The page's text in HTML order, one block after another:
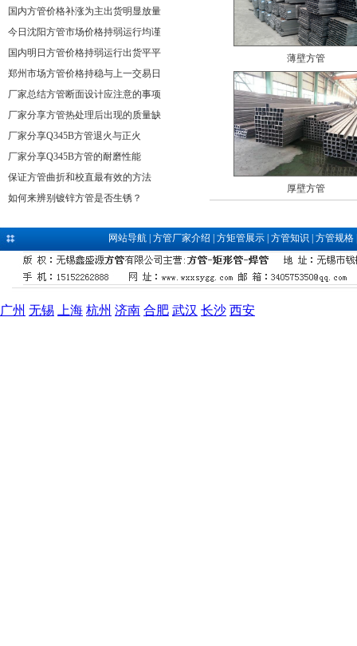
国内方管价格补涨为主出货明显放量
今日沈阳方管市场价格持弱运行均谨
国内明日方管价格持弱运行出货平平
郑州市场方管价格持稳与上一交易日
厂家总结方管断面设计应注意的事项
厂家分享方管热处理后出现的质量缺
厂家分享Q345B方管退火与正火
厂家分享Q345B方管的耐磨性能
保证方管曲折和校直最有效的方法
如何来辨别镀锌方管是否生锈？
薄壁方管
厚壁方管
网站导航| 方管厂家介绍 方矩管展示| 方管知识 方管规格
广州 无锡 上海 杭州 济南 合肥 武汉 长沙 西安